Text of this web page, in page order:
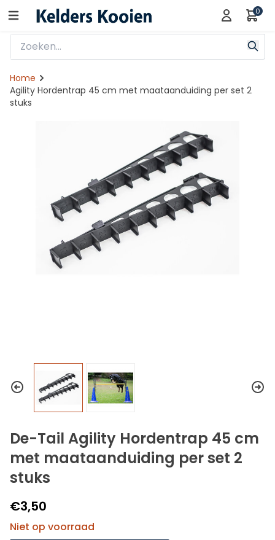
0
Home
Agility Hordentrap 45 cm met maataanduiding per set 2
stuks
De-Tail Agility Hordentrap 45 cm
met maataanduiding per set 2
stuks
€3,50
Niet op voorraad